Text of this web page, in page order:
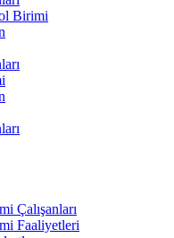
Birimi
Çalışanları
Faaliyetleri